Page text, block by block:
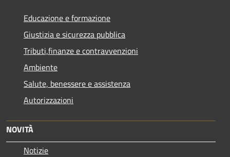
Educazione e formazione
Giustizia e sicurezza pubblica
Tributi,finanze e contravvenzioni
Ambiente
Salute, benessere e assistenza
Autorizzazioni
NOVITÀ
Notizie